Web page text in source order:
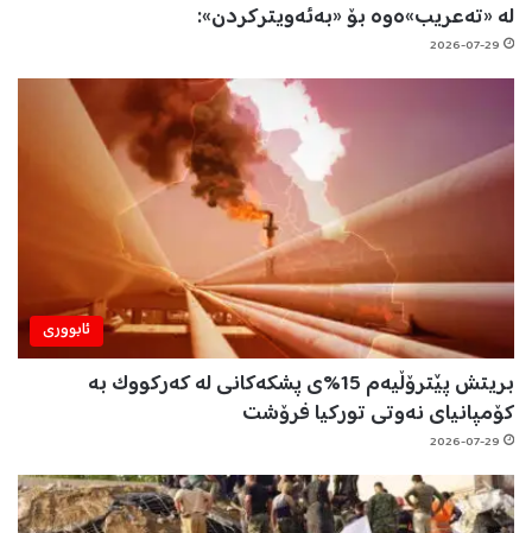
لە «تەعریب»ەوە بۆ «بەئەویترکردن»:
2026-07-29
ئابووری
بریتش پێترۆڵیەم 15%ی پشکەکانی لە کەرکووک بە
کۆمپانیای نەوتی تورکیا فرۆشت
2026-07-29